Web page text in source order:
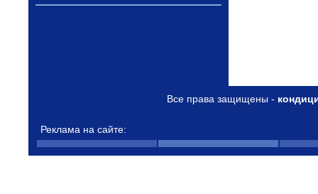
Все права защищены -
Реклама на сайте: